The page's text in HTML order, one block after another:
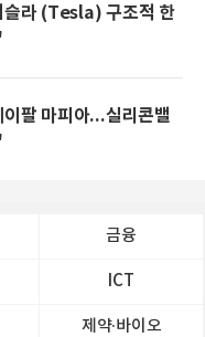
구조적 한
팔 마피아...실리콘밸
금융
ICT
제약∙바이오